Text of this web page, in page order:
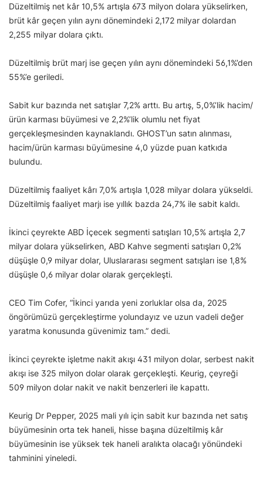
Düzeltilmiş net kâr 10,5% artışla 673 milyon dolara yükselirken,
brüt kâr geçen yılın aynı dönemindeki 2,172 milyar dolardan
2,255 milyar dolara çıktı.
Düzeltilmiş brüt marj ise geçen yılın aynı dönemindeki 56,1%’den
55%’e geriledi.
Sabit kur bazında net satışlar 7,2% arttı. Bu artış, 5,0%’lik hacim/
ürün karması büyümesi ve 2,2%’lik olumlu net fiyat
gerçekleşmesinden kaynaklandı. GHOST’un satın alınması,
hacim/ürün karması büyümesine 4,0 yüzde puan katkıda
bulundu.
Düzeltilmiş faaliyet kârı 7,0% artışla 1,028 milyar dolara yükseldi.
Düzeltilmiş faaliyet marjı ise yıllık bazda 24,7% ile sabit kaldı.
İkinci çeyrekte ABD İçecek segmenti satışları 10,5% artışla 2,7
milyar dolara yükselirken, ABD Kahve segmenti satışları 0,2%
düşüşle 0,9 milyar dolar, Uluslararası segment satışları ise 1,8%
düşüşle 0,6 milyar dolar olarak gerçekleşti.
CEO Tim Cofer, “İkinci yarıda yeni zorluklar olsa da, 2025
öngörümüzü gerçekleştirme yolundayız ve uzun vadeli değer
yaratma konusunda güvenimiz tam.” dedi.
İkinci çeyrekte işletme nakit akışı 431 milyon dolar, serbest nakit
akışı ise 325 milyon dolar olarak gerçekleşti. Keurig, çeyreği
509 milyon dolar nakit ve nakit benzerleri ile kapattı.
Keurig Dr Pepper, 2025 mali yılı için sabit kur bazında net satış
büyümesinin orta tek haneli, hisse başına düzeltilmiş kâr
büyümesinin ise yüksek tek haneli aralıkta olacağı yönündeki
tahminini yineledi.